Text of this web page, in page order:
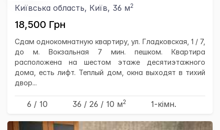
Київська область, Київ, 36 м2
18,500 Грн
Сдам однокомнатную квартиру, ул. Гладковская, 1 / 7,
до м. Вокзальная 7 мин. пешком. Квартира
расположена на шестом этаже десятиэтажного
дома, есть лифт. Теплый дом, окна выходят в тихий
двор...
6 / 10 36 / 26 / 10 м2 1-кімн.